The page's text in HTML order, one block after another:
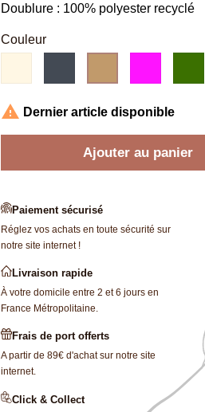
Doublure : 100% polyester recyclé
Couleur
 Dernier article disponible
Ajouter au panier
Paiement sécurisé
Réglez vos achats en toute sécurité sur
notre site internet !
Livraison rapide
À votre domicile entre 2 et 6 jours en
France Métropolitaine.
Frais de port offerts
A partir de 89€ d'achat sur notre site
internet.
Click & Collect